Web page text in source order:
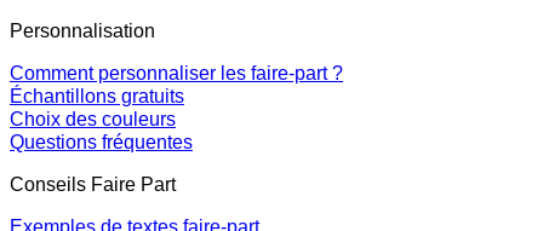
Personnalisation
Comment personnaliser les faire-part ?
Échantillons gratuits
Choix des couleurs
Questions fréquentes
Conseils Faire Part
Exemples de textes faire-part